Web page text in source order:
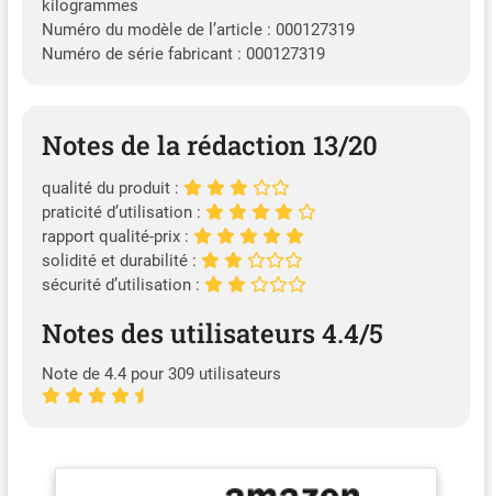
kilogrammes
Numéro du modèle de l’article : 000127319
Numéro de série fabricant : 000127319
Notes de la rédaction 13/20
qualité du produit :
praticité d’utilisation :
rapport qualité-prix :
solidité et durabilité :
sécurité d’utilisation :
Notes des utilisateurs 4.4/5
Note de 4.4 pour 309 utilisateurs